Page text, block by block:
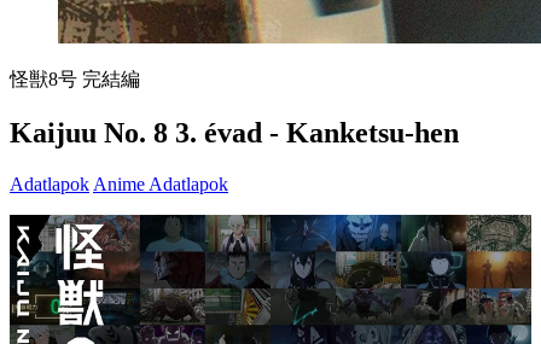
怪獣8号 完結編
Kaijuu No. 8 3. évad - Kanketsu-hen
Adatlapok Anime Adatlapok